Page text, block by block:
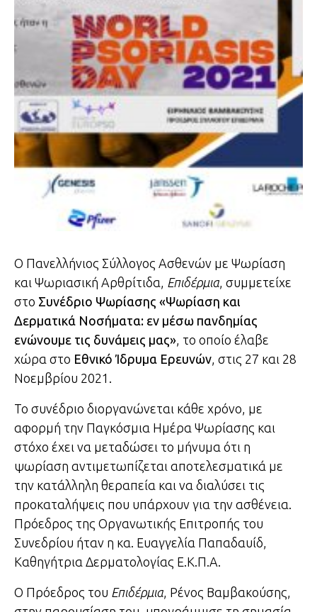
Ο Πανελλήνιος Σύλλογος Ασθενών με Ψωρίαση
και Ψωριασική Αρθρίτιδα, Επιδέρμια , συμμετείχε
στο Συνέδριο Ψωρίασης «Ψωρίαση και
Δερματικά Νοσήματα: εν μέσω πανδημίας
ενώνουμε τις δυνάμεις μας» , το οποίο έλαβε
χώρα στο Εθνικό Ίδρυμα Ερευνών , στις 27 και 28
Νοεμβρίου 2021.
Το συνέδριο διοργανώνεται κάθε χρόνο, με
αφορμή την Παγκόσμια Ημέρα Ψωρίασης και
στόχο έχει να μεταδώσει το μήνυμα ότι η
ψωρίαση αντιμετωπίζεται αποτελεσματικά με
την κατάλληλη θεραπεία και να διαλύσει τις
προκαταλήψεις που υπάρχουν για την ασθένεια.
Πρόεδρος της Οργανωτικής Επιτροπής του
Συνεδρίου ήταν η κα. Ευαγγελία Παπαδαυίδ,
Καθηγήτρια Δερματολογίας Ε.Κ.Π.Α.
Ο Πρόεδρος του Επιδέρμια , Ρένος Βαμβακούσης,